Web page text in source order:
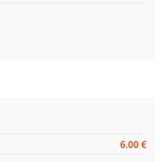
6.00 €